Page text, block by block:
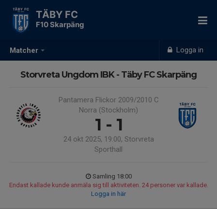
Matcher Logga in
TÄBY FC
F10 Skarpäng
Storvreta Ungdom IBK - Täby FC Skarpäng
Pantamera Flickor 2009/2010 C
Norra (Stockholm)
1 - 1
24 okt 2025, 19:00, Storvreta
Sporthall
Samling 18:00
Endast kallade kunde anmäla sig till aktiviteten. 24 personer var kallade.
Logga in här